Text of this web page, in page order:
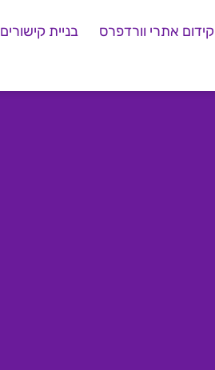
קידום אתרי וורדפרס בניית קישורים